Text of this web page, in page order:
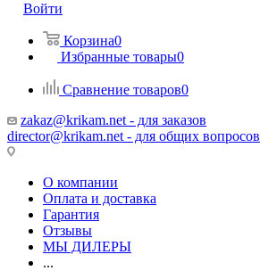
Войти
Корзина0
Избранные товары0
Сравнение товаров0
zakaz@krikam.net - для заказов
director@krikam.net - для общих вопросов
О компании
Оплата и доставка
Гарантия
Отзывы
МЫ ДИЛЕРЫ
...